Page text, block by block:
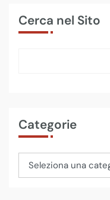
Cerca nel Sito
Categorie